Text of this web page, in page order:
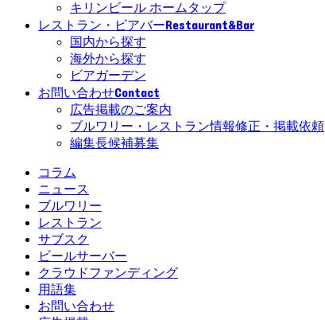
キリンビール ホームタップ
レストラン・ビアバーRestaurant&Bar
国内から探す
海外から探す
ビアガーデン
お問い合わせContact
広告掲載のご案内
ブルワリー・レストラン情報修正・掲載依頼
編集長候補募集
コラム
ニュース
ブルワリー
レストラン
サブスク
ビールサーバー
クラウドファンディング
用語集
お問い合わせ